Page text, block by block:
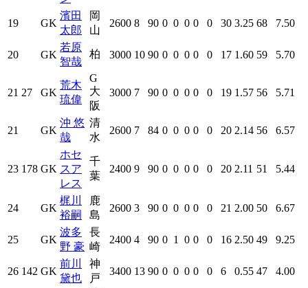
19 GK
濱田
太郎
岡
山
2600 8 90 0 0 0 0 0 30 3.25 68 7.50
20 GK
若原
智哉
柏 3000 10 90 0 0 0 0 0 17 1.60 59 5.70
21 27 GK
荒木
琉偉
G
大
阪
3000 7 90 0 0 0 0 0 19 1.57 56 5.71
21 GK
沖 悠
哉
清
水
2600 7 84 0 0 0 0 0 20 2.14 56 6.57
23 178 GK
ホセ
スア
レス
千
葉
2400 9 90 0 0 0 0 0 20 2.11 51 5.44
24 GK
梶川
裕嗣
鹿
島
2600 3 90 0 0 0 0 0 21 2.00 50 6.67
25 GK
波多
野 豪
長
崎
2400 4 90 0 1 0 0 0 16 2.50 49 9.25
26 142 GK
前川
黛也
神
戸
3400 13 90 0 0 0 0 0 6 0.55 47 4.00